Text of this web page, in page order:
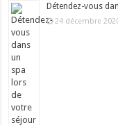
Détendez-vous
24 décembre